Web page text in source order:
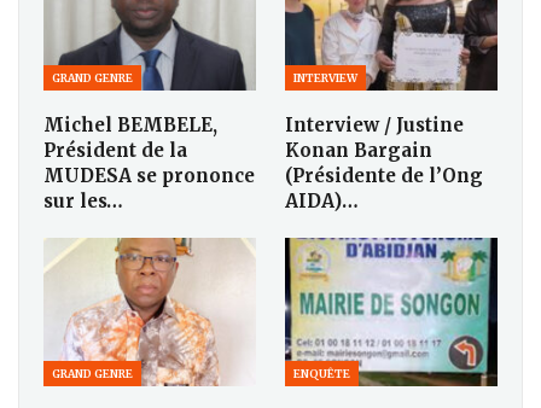
GRAND GENRE
Michel BEMBELE,
Président de la
MUDESA se prononce
sur les…
INTERVIEW
Interview / Justine
Konan Bargain
(Présidente de l’Ong
AIDA)…
GRAND GENRE ENQUÊTE